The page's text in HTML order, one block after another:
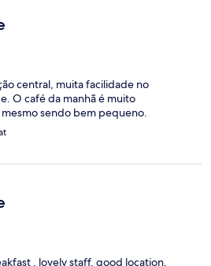
central, muita facilidade no
O café da manhã é muito
sendo bem pequeno.
, lovely staff, good location,